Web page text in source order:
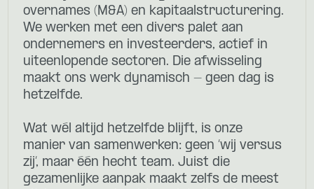
overnames (M&A) en kapitaalstructurering.
We werken met een divers palet aan
ondernemers en investeerders, actief in
uiteenlopende sectoren. Die afwisseling
maakt ons werk dynamisch - geen dag is
hetzelfde.
Wat wél altijd hetzelfde blijft, is onze
manier van samenwerken: geen ‘wij versus
zij’, maar één hecht team. Juist die
gezamenlijke aanpak maakt zelfs de meest